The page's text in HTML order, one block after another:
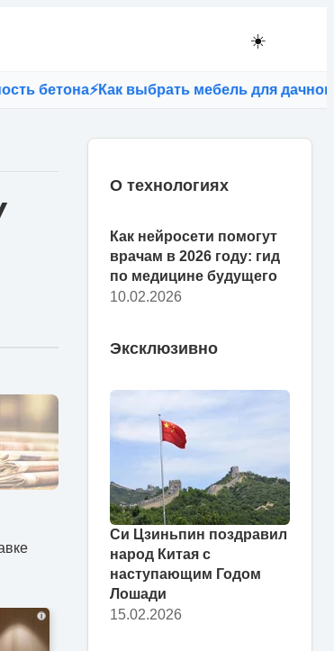
☀️
⚡Как выбрать мебель для дачного
i
О технологиях
Как нейросети помогут
врачам в 2026 году: гид
по медицине будущего
10.02.2026
Эксклюзивно
Си Цзиньпин поздравил
народ Китая с
наступающим Годом
Лошади
15.02.2026